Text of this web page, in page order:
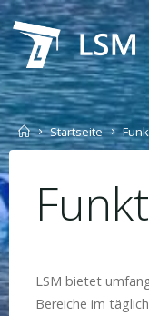
Skip
to
content
HomeStartseite
LSM bietet
Bereiche im